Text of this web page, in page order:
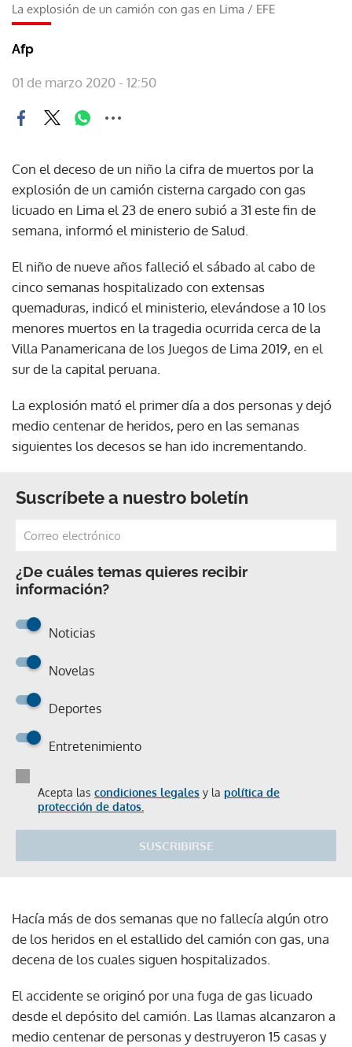
La explosión de un camión con gas en Lima / EFE
Afp
01 de marzo 2020 - 12:50
Con el deceso de un niño la cifra de muertos por la
explosión de un camión cisterna cargado con gas
licuado en Lima el 23 de enero subió a 31 este fin de
semana, informó el ministerio de Salud.
El niño de nueve años falleció el sábado al cabo de
cinco semanas hospitalizado con extensas
quemaduras, indicó el ministerio, elevándose a 10 los
menores muertos en la tragedia ocurrida cerca de la
Villa Panamericana de los Juegos de Lima 2019, en el
sur de la capital peruana.
La explosión mató el primer día a dos personas y dejó
medio centenar de heridos, pero en las semanas
siguientes los decesos se han ido incrementando.
Suscríbete a nuestro boletín
¿De cuáles temas quieres recibir
información?
Noticias
Novelas
Deportes
Entretenimiento
Acepta las condiciones legales y la política de
protección de datos.
SUSCRIBIRSE
Hacía más de dos semanas que no fallecía algún otro
de los heridos en el estallido del camión con gas, una
decena de los cuales siguen hospitalizados.
El accidente se originó por una fuga de gas licuado
desde el depósito del camión. Las llamas alcanzaron a
medio centenar de personas y destruyeron 15 casas y